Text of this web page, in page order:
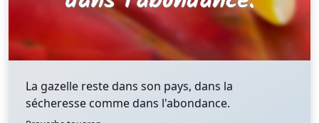
La gazelle reste dans son pays, dans la
sécheresse comme dans l'abondance.